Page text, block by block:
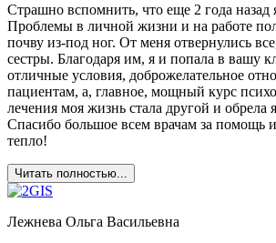
Страшно вспомнить, что еще 2 года назад
Проблемы в личной жизни и на работе
почву из-под ног. От меня отвернулись
сестры. Благодаря им, я и попала в вашу
отличные условия, доброжелательное
пациентам, а, главное, мощный курс
лечения моя жизнь стала другой и обрела
Спасибо большое всем врачам за помощь и
тепло!
Читать полностью...
Лежнева Ольга Васильевна